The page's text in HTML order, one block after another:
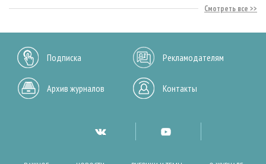
Смотреть все
Подписка Рекламодателям
Архив журналов Контакты